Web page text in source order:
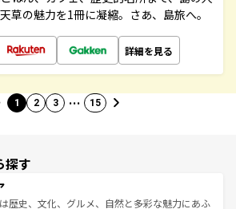
草の魅力を1冊に凝縮。さあ、島旅へ。
詳細を見る
1 2 3 … 15
探す
歴史、文化、グルメ、自然と多彩な魅力にあふ